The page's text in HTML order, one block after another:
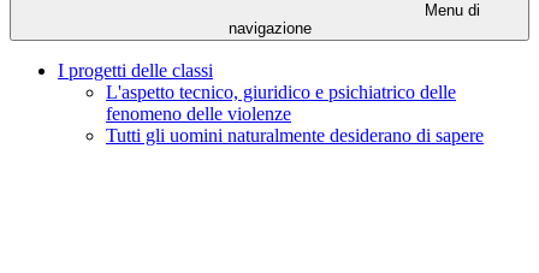
Menu di
navigazione
I progetti delle classi
L'aspetto tecnico, giuridico e psichiatrico delle
fenomeno delle violenze
Tutti gli uomini naturalmente desiderano di sapere